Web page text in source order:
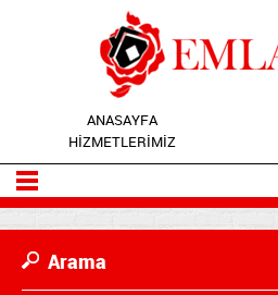
ANASAYFA
HİZMETLERİMİZ
Arama